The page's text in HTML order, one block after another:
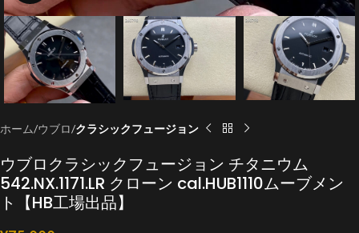
ホーム ウブロ クラシックフュージョン
ウブロクラシックフュージョン チタニウム
542.NX.1171.LR クローン cal.HUB1110ムーブメン
ト【HB工場出品】